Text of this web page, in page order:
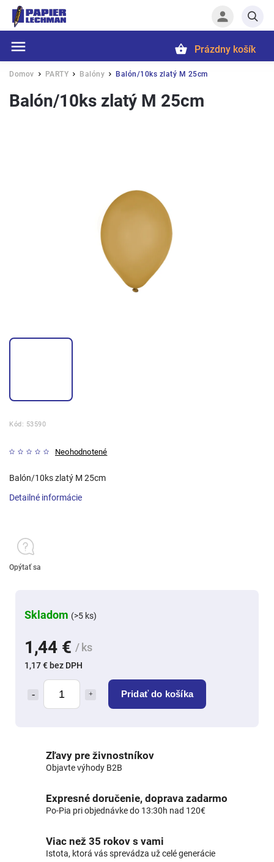
Prázdny košík
Domov / PARTY / Balóny / Balón/10ks zlatý M 25cm
Balón/10ks zlatý M 25cm
Kód: 53590
Neohodnotené
1,44 € / ks
1,17 € bez DPH
Pridať do košíka
Skladom (>5 ks)
Balón/10ks zlatý M 25cm
Detailné informácie
Opýtať sa
Zľavy pre živnostníkov
Objavte výhody B2B
Expresné doručenie, doprava zadarmo
Po-Pia pri objednávke do 13:30h nad 120€
Viac než 35 rokov s vami
Istota, ktorá vás sprevádza už celé generácie